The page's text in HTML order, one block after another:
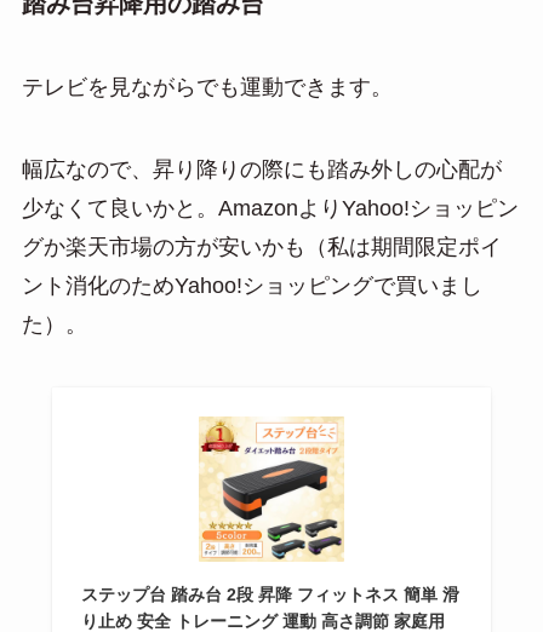
テレビを見ながらでも運動できます。
幅広なので、昇り降りの際にも踏み外しの心配が
少なくて良いかと。AmazonよりYahoo!ショッピン
グか楽天市場の方が安いかも（私は期間限定ポイ
ント消化のためYahoo!ショッピングで買いまし
た）。
ステップ台 踏み台 2段 昇降 フィットネス 簡単 滑
り止め 安全 トレーニング 運動 高さ調節 家庭用